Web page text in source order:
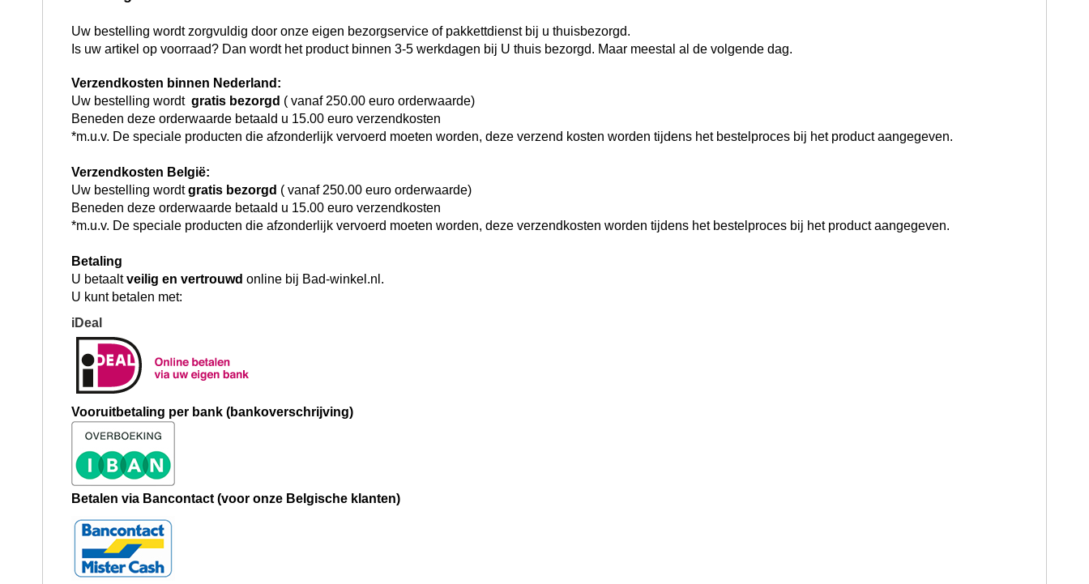
images
Uw bestelling wordt zorgvuldig door onze eigen bezorgservice of pakkettdienst bij u thuisbezorgd.
Is uw artikel op voorraad? Dan wordt het product binnen 3-5 werkdagen bij U thuis bezorgd. Maar meestal al de volgende dag.
Verzendkosten binnen Nederland:
Uw bestelling wordt gratis bezorgd ( vanaf 250.00 euro orderwaarde)
Beneden deze orderwaarde betaald u 15.00 euro verzendkosten
*m.u.v. De speciale producten die afzonderlijk vervoerd moeten worden, deze verzend kosten worden tijdens het bestelproces bij het product aangegeven.
Verzendkosten België:
Uw bestelling wordtgratis bezorgd ( vanaf 250.00 euro orderwaarde)
Beneden deze orderwaarde betaald u 15.00 euro verzendkosten
*m.u.v. De speciale producten die afzonderlijk vervoerd moeten worden, deze verzendkosten worden tijdens het bestelproces bij het product aangegeven.
Betaling
U betaaltveilig en vertrouwd online bij Bad-winkel.nl.
U kunt betalen met:
iDeal
Vooruitbetaling per bank (bankoverschrijving)
Betalen via Bancontact (voor onze Belgische klanten)